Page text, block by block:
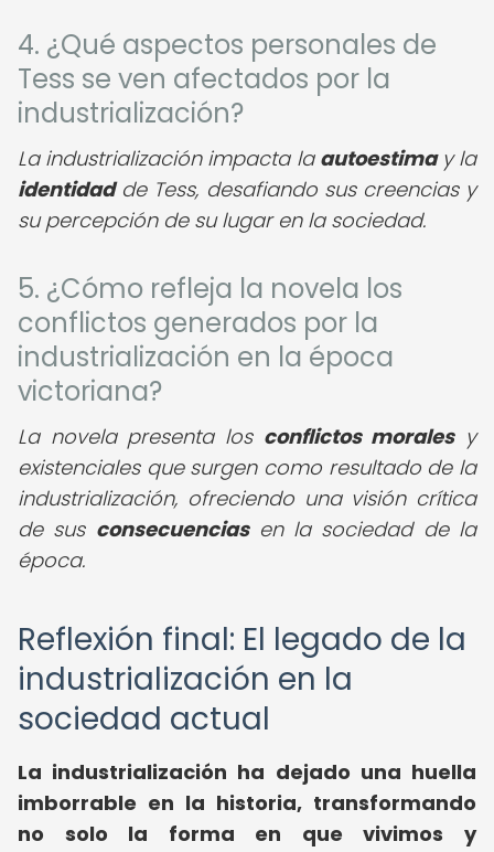
4. ¿Qué aspectos personales de
Tess se ven afectados por la
industrialización?
La industrialización impacta la autoestimay la
identidadde Tess, desafiando sus creencias y
su percepción de su lugar en la sociedad.
5. ¿Cómo refleja la novela los
conflictos generados por la
industrialización en la época
victoriana?
La novela presenta los conflictos moralesy
existenciales que surgen como resultado de la
industrialización, ofreciendo una visión crítica
de sus consecuenciasen la sociedad de la
época.
Reflexión final: El legado de la
industrialización en la
sociedad actual
La industrialización ha dejado una huella
imborrable en la historia, transformando
no solo la forma en que vivimos y